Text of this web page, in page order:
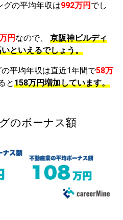
グの平均年収は992万円 でし
円 なので、
京阪神ビルディ
といえるでしょう。
平均年収は直近1年間で58万
と158万円増加しています。
のボーナス額